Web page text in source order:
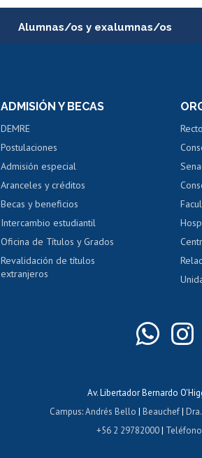
Alumnas/os y exalumnas/os
Consulta y certificado de notas
Servicio médico y dental
Pago de arancel y crédito alumnos
Pago de arancel y crédito exalumnos
Certificado de títulos y grados
ADMISIÓN Y BECAS
DEMRE
Postulaciones
Admisión especial
Aranceles y créditos
Becas y beneficios
Intercambio estudiantil
Oficina de Títulos y Grados
Revalidación de títulos
extranjeros
Av. Libertador Bernardo
Campus:Andrés Bello | Beauchef|
+56 2 29782000|